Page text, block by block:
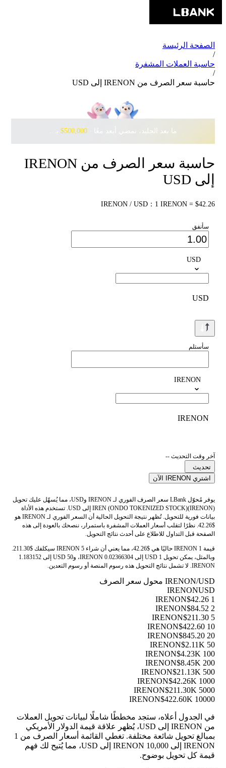
الصفحة الرئيسة
/
حاسبة العملات المشفرة
/
حاسبة سعر الصرف من IRENON إلى USD
ما بعد الجليد، نمضي أبعد معًا · ‎ $500,000بانتظارك مع Pudgy Penguins
حاسبة سعر الصرف من IRENON
إلى USD
IRENON / USD：1 IRENON = $42.26
سأنفق
USD
USD
سأستلم
IRENON
IRENON
آخر وقت التحديث --
تحديث
اشتري IRENON الآن
يوفر مُحوّل LBank سعر الصرف الفوري لـ IRENON وUSD، مما يُسهّل عليك تحويل
IREN (ONDO TOKENIZED STOCK)(IRENON) إلى USD. تستخدم هذه الأداة
بيانات فورية للتحويل. تُظهر نتيجة التحويل الحالية أن السعر الفوري لـ IRENON هو
$42.26. نظرًا لتقلب أسعار العملات المشفرة باستمرار، ننصحك بالعودة إلى هذه
الصفحة قبل التداول للاطلاع على أحدث نتائج التحويل.
قيمة 1 IRENON حاليًا هي $42.26، مما يعني أن شراء 5 IRENON سيكلفك $211.30.
وبالمثل، يمكن تحويل 1 USD إلى 0.02366304 IRENON، و50 USD إلى 1.183152
IRENON. لا تشمل نتائج التحويل هذه رسوم المنصة أو رسوم التعدين.
IRENON/USD محول سعر الصرف
IRENONUSD
1 IRENON
$42.26
2 IRENON
$84.52
5 IRENON
$211.30
10 IRENON
$422.60
20 IRENON
$845.20
50 IRENON
$2.11K
100 IRENON
$4.23K
200 IRENON
$8.45K
500 IRENON
$21.13K
1000 IRENON
$42.26K
5000 IRENON
$211.30K
10000 IRENON
$422.60K
في الجدول أعلاه، ستجد مخططًا شاملًا لبيانات تحويل العملات
من IRENON إلى USD، يُظهر علاقة قيمة الدولار الأمريكي
بمبالغ تحويل شائعة مختلفة. تغطي القائمة أسعار الصرف من 1
IRENON إلى 10,000 IRENON إلى USD، مما يُتيح لك فهم
قيمة كل تحويل بوضوح.